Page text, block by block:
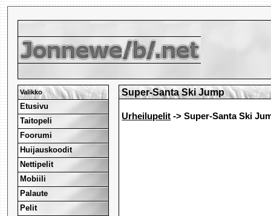
Valikko
Etusivu
Taitopeli
Foorumi
Huijauskoodit
Nettipelit
Mobiili
Palaute
Pelit
Super-Santa Ski Jump
Urheilupelit -> Super-Santa Ski